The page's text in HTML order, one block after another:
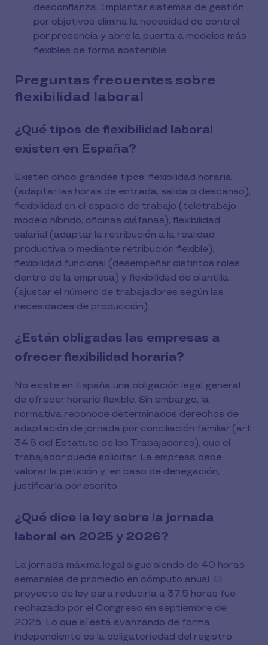
desconfianza. Implantar sistemas de gestión
por objetivos elimina la necesidad de control
por presencia y abre la puerta a modelos más
flexibles de forma sostenible.
Preguntas frecuentes sobre
flexibilidad laboral
¿Qué tipos de flexibilidad laboral
existen en España?
Existen cinco grandes tipos: flexibilidad horaria
(adaptar las horas de entrada, salida o descanso),
flexibilidad en el espacio de trabajo (teletrabajo,
modelo híbrido, oficinas diáfanas), flexibilidad
salarial (adaptar la retribución a la realidad
productiva o mediante retribución flexible),
flexibilidad funcional (desempeñar distintos roles
dentro de la empresa) y flexibilidad de plantilla
(ajustar el número de trabajadores según las
necesidades de producción).
¿Están obligadas las empresas a
ofrecer flexibilidad horaria?
No existe en España una obligación legal general
de ofrecer horario flexible. Sin embargo, la
normativa reconoce determinados derechos de
adaptación de jornada por conciliación familiar (art.
34.8 del Estatuto de los Trabajadores), que el
trabajador puede solicitar. La empresa debe
valorar la petición y, en caso de denegación,
justificarla por escrito.
¿Qué dice la ley sobre la jornada
laboral en 2025 y 2026?
La jornada máxima legal sigue siendo de 40 horas
semanales de promedio en cómputo anual. El
proyecto de ley para reducirla a 37,5 horas fue
rechazado por el Congreso en septiembre de
2025. Lo que sí está avanzando de forma
independiente es la obligatoriedad del registro